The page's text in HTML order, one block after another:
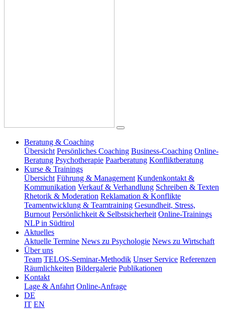
Beratung & Coaching
Übersicht Persönliches Coaching Business-Coaching Online-
Beratung Psychotherapie Paarberatung Konfliktberatung
Kurse & Trainings
Übersicht Führung & Management Kundenkontakt &
Kommunikation Verkauf & Verhandlung Schreiben & Texten
Rhetorik & Moderation Reklamation & Konflikte
Teamentwicklung & Teamtraining Gesundheit, Stress,
Burnout Persönlichkeit & Selbstsicherheit Online-Trainings
NLP in Südtirol
Aktuelles
Aktuelle Termine News zu Psychologie News zu Wirtschaft
Über uns
Team TELOS-Seminar-Methodik Unser Service Referenzen
Räumlichkeiten Bildergalerie Publikationen
Kontakt
Lage & Anfahrt Online-Anfrage
DE
IT EN